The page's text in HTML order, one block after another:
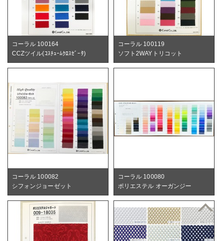
コーラル 100164
CCZツイル(ｺｽﾁｭｰﾑｸﾛｽｾﾞｰﾀ)
コーラル 100119
ソフト2WAYトリコット
コーラル 100082
シフォンジョーゼット
コーラル 100080
ポリエステル オーガンジー